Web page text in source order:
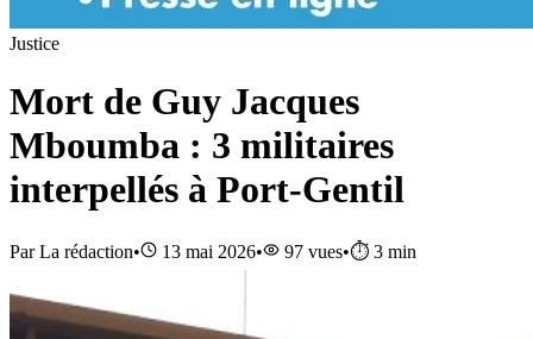
Justice
Mort de Guy Jacques
Mboumba : 3 militaires
interpellés à Port-Gentil
ParLa rédaction• 13 mai 2026• 97 vues•⏱️ 3 min